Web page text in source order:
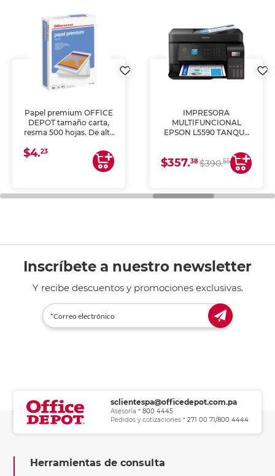
Papel premium OFFICE
DEPOT tamaño carta,
resma 500 hojas. De alta
uniforme, ideal para
impresoras de inyección
de tinta y láser,
general de oficina.
$4.23
IMPRESORA
MULTIFUNCIONAL
EPSON L5590 TANQUE
COPIA Y ESCANEA)
$357.38$390.55
Inscríbete a nuestro newsletter
Y recibe descuentos y promociones exclusivas.
sclientespa@officedepot.com.pa
Asesoría * 800 4445
Pedidos y cotizaciones * 271 00 71/800 4444
Herramientas de consulta